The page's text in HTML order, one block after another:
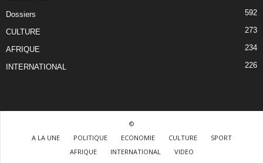
Dossiers 592
CULTURE 273
AFRIQUE 234
INTERNATIONAL 226
©
A LA UNE
POLITIQUE ECONOMIE CULTURE
SPORT
AFRIQUE
INTERNATIONAL VIDEO